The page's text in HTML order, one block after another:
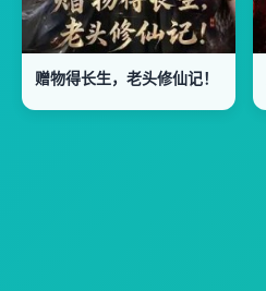
赠物得长生，老头修仙记！